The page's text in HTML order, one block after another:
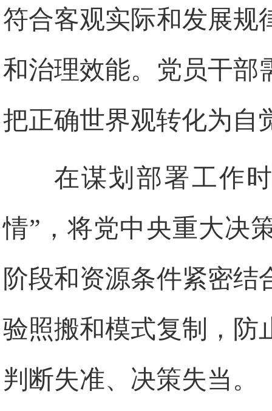
符合客观实际和发展规
和治理效能。党员干部
把正确世界观转化为自
在谋划部署工作
情”，将党中央重大决
阶段和资源条件紧密
验照搬和模式复制，防
判断失准、决策失当。